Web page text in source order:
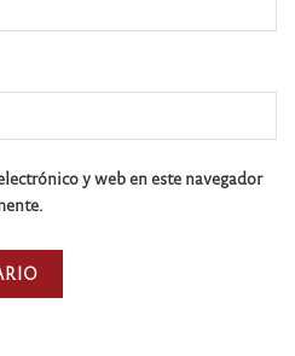
y web en este navegador